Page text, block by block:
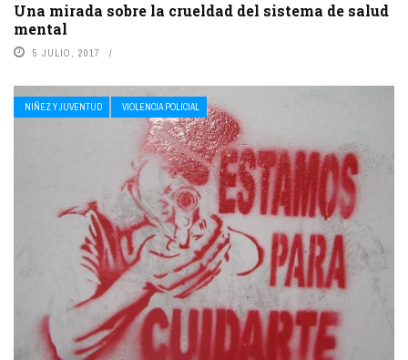
Una mirada sobre la crueldad del sistema de salud
mental
5 JULIO, 2017
NIÑEZ Y JUVENTUD VIOLENCIA POLICIAL